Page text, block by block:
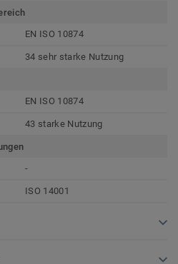
EN ISO 10874
34 sehr starke Nutzung
EN ISO 10874
43 starke Nutzung
-
ISO 14001